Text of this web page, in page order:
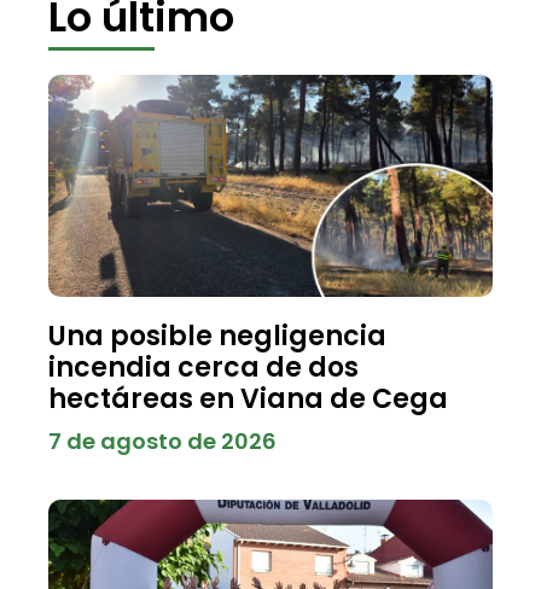
Lo último
Una posible negligencia
incendia cerca de dos
hectáreas en Viana de Cega
7 de agosto de 2026